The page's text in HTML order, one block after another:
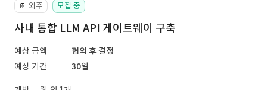
📔 외주 모집 중
사내 통합 LLM API 게이트웨이 구축
예상 금액
협의 후 결정
예상 기간
30일